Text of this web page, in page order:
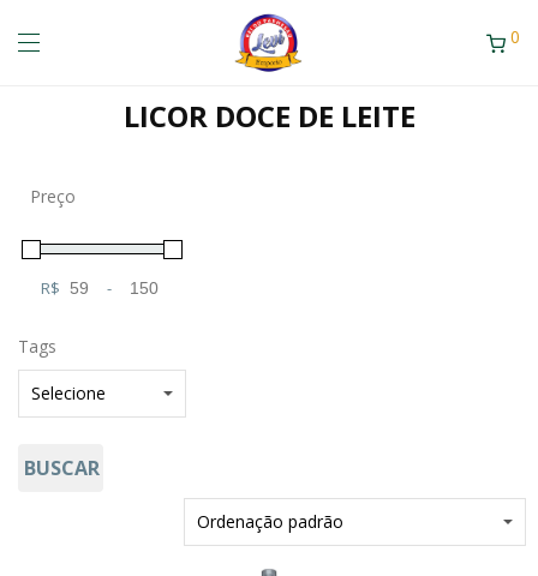
0
LICOR DOCE DE LEITE
Preço
R$ -
Tags
BUSCAR